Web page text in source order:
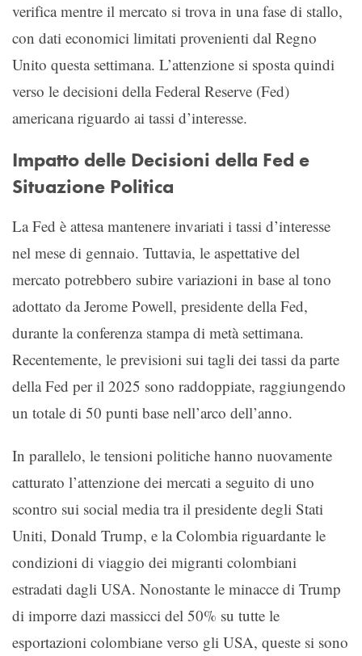
verifica mentre il mercato si trova in una fase di stallo,
con dati economici limitati provenienti dal Regno
Unito questa settimana. L’attenzione si sposta quindi
verso le decisioni della Federal Reserve (Fed)
americana riguardo ai tassi d’interesse.
Impatto delle Decisioni della Fed e
Situazione Politica
La Fed è attesa mantenere invariati i tassi d’interesse
nel mese di gennaio. Tuttavia, le aspettative del
mercato potrebbero subire variazioni in base al tono
adottato da Jerome Powell, presidente della Fed,
durante la conferenza stampa di metà settimana.
Recentemente, le previsioni sui tagli dei tassi da parte
della Fed per il 2025 sono raddoppiate, raggiungendo
un totale di 50 punti base nell’arco dell’anno.
In parallelo, le tensioni politiche hanno nuovamente
catturato l’attenzione dei mercati a seguito di uno
scontro sui social media tra il presidente degli Stati
Uniti, Donald Trump, e la Colombia riguardante le
condizioni di viaggio dei migranti colombiani
estradati dagli USA. Nonostante le minacce di Trump
di imporre dazi massicci del 50% su tutte le
esportazioni colombiane verso gli USA, queste si sono